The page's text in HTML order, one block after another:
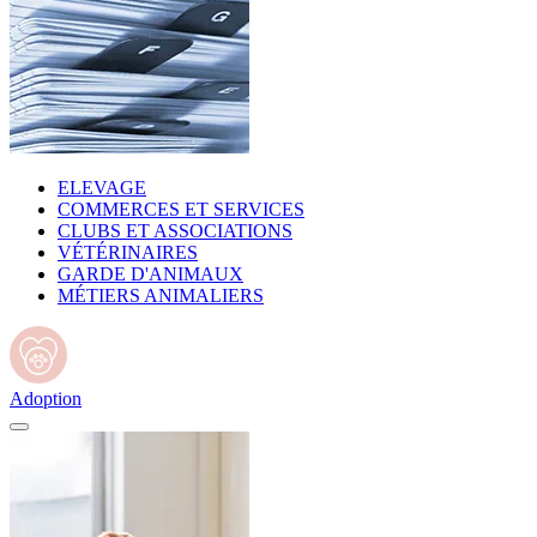
ELEVAGE
COMMERCES ET SERVICES
CLUBS ET ASSOCIATIONS
VÉTÉRINAIRES
GARDE D'ANIMAUX
MÉTIERS ANIMALIERS
Adoption